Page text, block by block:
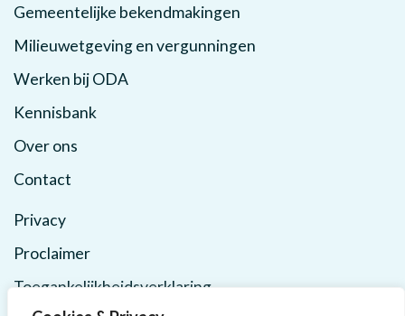
Gemeentelijke bekendmakingen
Milieuwetgeving en vergunningen
Werken bij ODA
Kennisbank
Over ons
Contact
Privacy
Proclaimer
Toegankelijkheidsverklaring